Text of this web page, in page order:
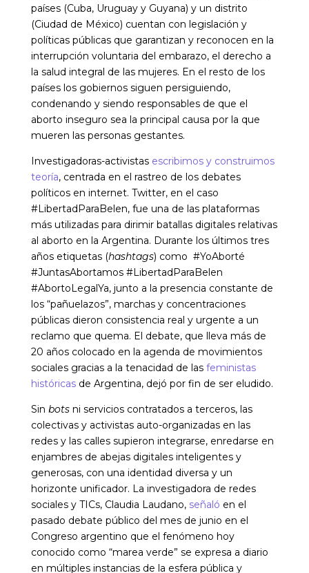
países (Cuba, Uruguay y Guyana) y un distrito
(Ciudad de México) cuentan con legislación y
políticas públicas que garantizan y reconocen en la
interrupción voluntaria del embarazo, el derecho a
la salud integral de las mujeres. En el resto de los
países los gobiernos siguen persiguiendo,
condenando y siendo responsables de que el
aborto inseguro sea la principal causa por la que
mueren las personas gestantes.
Investigadoras-activistas escribimos y construimos
teoría, centrada en el rastreo de los debates
políticos en internet. Twitter, en el caso
#LibertadParaBelen, fue una de las plataformas
más utilizadas para dirimir batallas digitales relativas
al aborto en la Argentina. Durante los últimos tres
años etiquetas (hashtags) como #YoAborté
#JuntasAbortamos #LibertadParaBelen
#AbortoLegalYa, junto a la presencia constante de
los “pañuelazos”, marchas y concentraciones
públicas dieron consistencia real y urgente a un
reclamo que quema. El debate, que lleva más de
20 años colocado en la agenda de movimientos
sociales gracias a la tenacidad de las feministas
históricasde Argentina, dejó por fin de ser eludido.
Sin botsni servicios contratados a terceros, las
colectivas y activistas auto-organizadas en las
redes y las calles supieron integrarse, enredarse en
enjambres de abejas digitales inteligentes y
generosas, con una identidad diversa y un
horizonte unificador. La investigadora de redes
sociales y TICs, Claudia Laudano,señaló en el
pasado debate público del mes de junio en el
Congreso argentino que el fenómeno hoy
conocido como “marea verde” se expresa a diario
en múltiples instancias de la esfera pública y